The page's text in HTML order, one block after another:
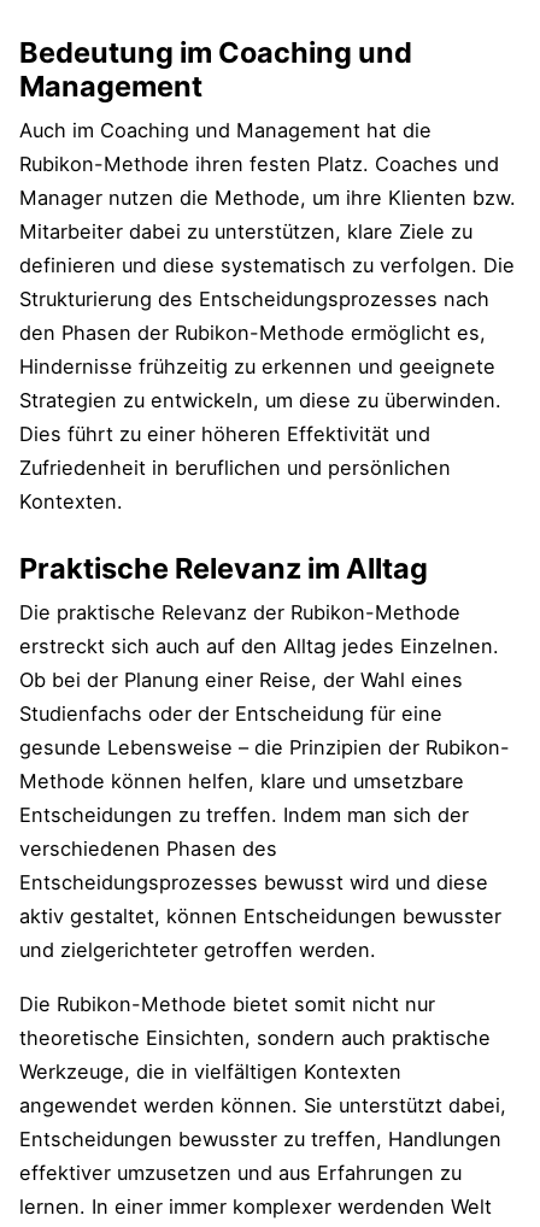
Bedeutung im Coaching und
Management
Auch im Coaching und Management hat die
Rubikon-Methode ihren festen Platz. Coaches und
Manager nutzen die Methode, um ihre Klienten bzw.
Mitarbeiter dabei zu unterstützen, klare Ziele zu
definieren und diese systematisch zu verfolgen. Die
Strukturierung des Entscheidungsprozesses nach
den Phasen der Rubikon-Methode ermöglicht es,
Hindernisse frühzeitig zu erkennen und geeignete
Strategien zu entwickeln, um diese zu überwinden.
Dies führt zu einer höheren Effektivität und
Zufriedenheit in beruflichen und persönlichen
Kontexten.
Praktische Relevanz im Alltag
Die praktische Relevanz der Rubikon-Methode
erstreckt sich auch auf den Alltag jedes Einzelnen.
Ob bei der Planung einer Reise, der Wahl eines
Studienfachs oder der Entscheidung für eine
gesunde Lebensweise – die Prinzipien der Rubikon-
Methode können helfen, klare und umsetzbare
Entscheidungen zu treffen. Indem man sich der
verschiedenen Phasen des
Entscheidungsprozesses bewusst wird und diese
aktiv gestaltet, können Entscheidungen bewusster
und zielgerichteter getroffen werden.
Die Rubikon-Methode bietet somit nicht nur
theoretische Einsichten, sondern auch praktische
Werkzeuge, die in vielfältigen Kontexten
angewendet werden können. Sie unterstützt dabei,
Entscheidungen bewusster zu treffen, Handlungen
effektiver umzusetzen und aus Erfahrungen zu
lernen. In einer immer komplexer werdenden Welt